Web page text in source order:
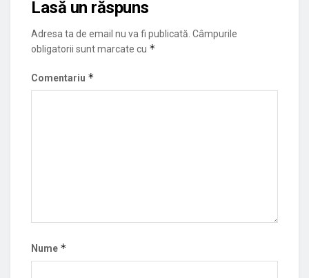
Lasă un răspuns
Adresa ta de email nu va fi publicată. Câmpurile
obligatorii sunt marcate cu *
Comentariu *
Nume *